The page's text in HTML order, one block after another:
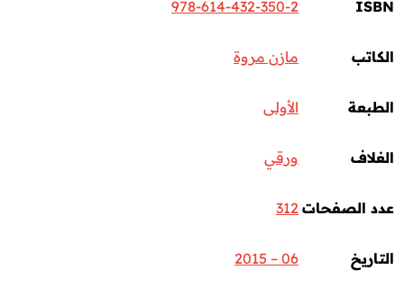
ISBN
978-614-432-350-2
الكاتب مازن مروة
الطبعة الأولى
الغلاف ورقي
عدد الصفحات 312
التاريخ 06 – 2015